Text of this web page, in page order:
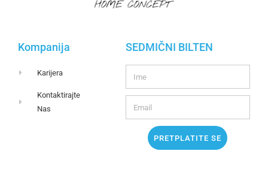
Kompanija
Karijera
Kontaktirajte
Nas
SEDMIČNI BILTEN
PRETPLATITE SE